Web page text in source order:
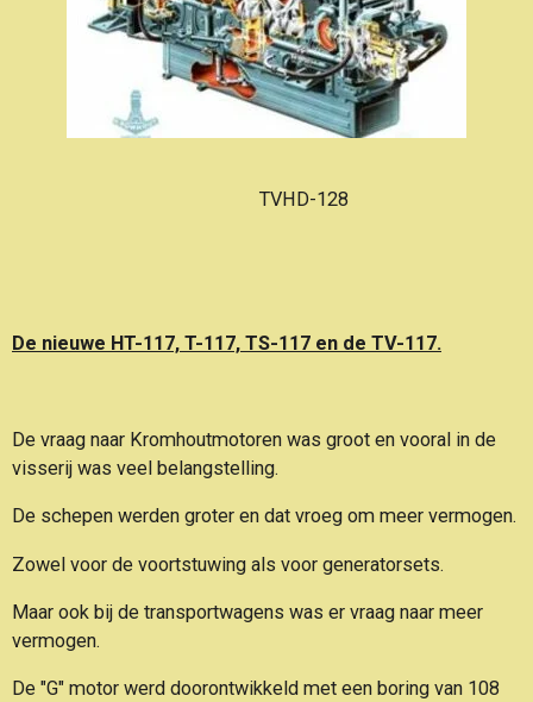
TVHD-128
De nieuwe HT-117, T-117, TS-117 en de TV-117.
De vraag naar Kromhoutmotoren was groot en vooral in de
visserij was veel belangstelling.
De schepen werden groter en dat vroeg om meer vermogen.
Zowel voor de voortstuwing als voor generatorsets.
Maar ook bij de transportwagens was er vraag naar meer
vermogen.
De "G" motor werd doorontwikkeld met een boring van 108